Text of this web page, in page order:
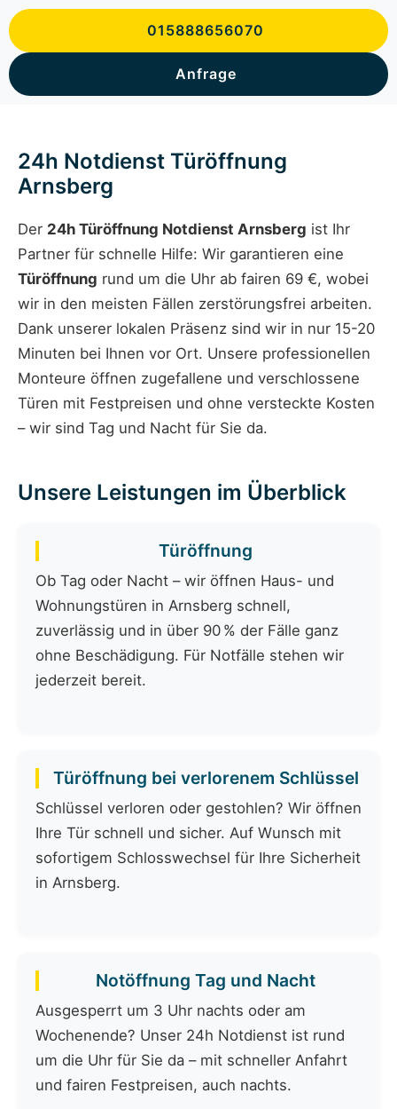
015888656070
Anfrage
24h Notdienst Türöffnung
Arnsberg
Der 24h Türöffnung Notdienst Arnsberg ist Ihr
Partner für schnelle Hilfe: Wir garantieren eine
Türöffnung rund um die Uhr ab fairen 69 €, wobei
wir in den meisten Fällen zerstörungsfrei arbeiten.
Dank unserer lokalen Präsenz sind wir in nur 15-20
Minuten bei Ihnen vor Ort. Unsere professionellen
Monteure öffnen zugefallene und verschlossene
Türen mit Festpreisen und ohne versteckte Kosten
– wir sind Tag und Nacht für Sie da.
Unsere Leistungen im Überblick
Türöffnung
Ob Tag oder Nacht – wir öffnen Haus- und
Wohnungstüren in Arnsberg schnell,
zuverlässig und in über 90 % der Fälle ganz
ohne Beschädigung. Für Notfälle stehen wir
jederzeit bereit.
Türöffnung bei verlorenem Schlüssel
Schlüssel verloren oder gestohlen? Wir öffnen
Ihre Tür schnell und sicher. Auf Wunsch mit
sofortigem Schlosswechsel für Ihre Sicherheit
in Arnsberg.
Notöffnung Tag und Nacht
Ausgesperrt um 3 Uhr nachts oder am
Wochenende? Unser 24h Notdienst ist rund
um die Uhr für Sie da – mit schneller Anfahrt
und fairen Festpreisen, auch nachts.